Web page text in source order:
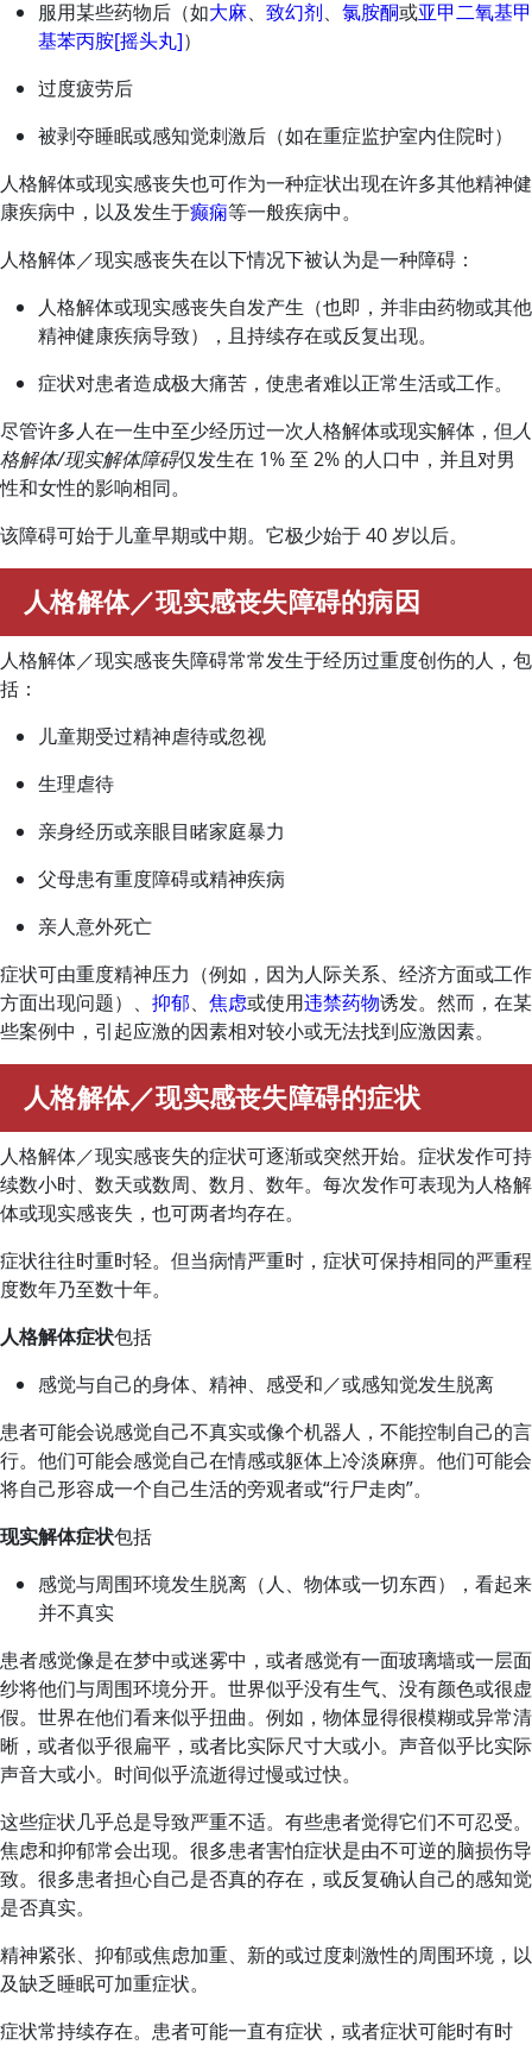
服用某些药物后（如大麻、 致幻剂、 氯胺酮或亚甲二氧基甲
基苯丙胺[摇头丸]）
过度疲劳后
被剥夺睡眠或感知觉刺激后（如在重症监护室内住院时）
人格解体或现实感丧失也可作为一种症状出现在许多其他精神健
康疾病中，以及发生于癫痫等一般疾病中。
人格解体／现实感丧失在以下情况下被认为是一种障碍：
人格解体或现实感丧失自发产生（也即，并非由药物或其他
精神健康疾病导致），且持续存在或反复出现。
症状对患者造成极大痛苦，使患者难以正常生活或工作。
尽管许多人在一生中至少经历过一次人格解体或现实解体，但人
格解体/现实解体障碍仅发生在 1% 至 2% 的人口中，并且对男
性和女性的影响相同。
该障碍可始于儿童早期或中期。它极少始于 40 岁以后。
人格解体／现实感丧失障碍的病因
人格解体／现实感丧失障碍常常发生于经历过重度创伤的人，包
括：
儿童期受过精神虐待或忽视
生理虐待
亲身经历或亲眼目睹家庭暴力
父母患有重度障碍或精神疾病
亲人意外死亡
症状可由重度精神压力（例如，因为人际关系、经济方面或工作
方面出现问题）、 抑郁、 焦虑或使用违禁药物诱发。然而，在某
些案例中，引起应激的因素相对较小或无法找到应激因素。
人格解体／现实感丧失障碍的症状
人格解体／现实感丧失的症状可逐渐或突然开始。症状发作可持
续数小时、数天或数周、数月、数年。每次发作可表现为人格解
体或现实感丧失，也可两者均存在。
症状往往时重时轻。但当病情严重时，症状可保持相同的严重程
度数年乃至数十年。
人格解体症状包括
感觉与自己的身体、精神、感受和／或感知觉发生脱离
患者可能会说感觉自己不真实或像个机器人，不能控制自己的言
行。他们可能会感觉自己在情感或躯体上冷淡麻痹。他们可能会
将自己形容成一个自己生活的旁观者或“行尸走肉”。
现实解体症状包括
感觉与周围环境发生脱离（人、物体或一切东西），看起来
并不真实
患者感觉像是在梦中或迷雾中，或者感觉有一面玻璃墙或一层面
纱将他们与周围环境分开。世界似乎没有生气、没有颜色或很虚
假。世界在他们看来似乎扭曲。例如，物体显得很模糊或异常清
晰，或者似乎很扁平，或者比实际尺寸大或小。声音似乎比实际
声音大或小。时间似乎流逝得过慢或过快。
这些症状几乎总是导致严重不适。有些患者觉得它们不可忍受。
焦虑和抑郁常会出现。很多患者害怕症状是由不可逆的脑损伤导
致。很多患者担心自己是否真的存在，或反复确认自己的感知觉
是否真实。
精神紧张、抑郁或焦虑加重、新的或过度刺激性的周围环境，以
及缺乏睡眠可加重症状。
症状常持续存在。患者可能一直有症状，或者症状可能时有时